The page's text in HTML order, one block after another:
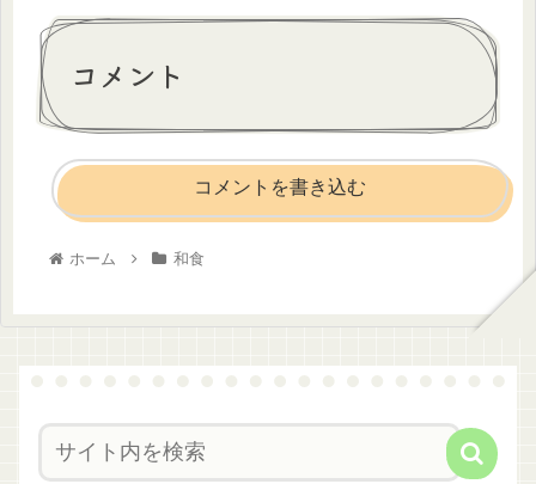
コメント
コメントを書き込む
ホーム 和食